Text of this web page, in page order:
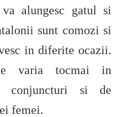
alungesc gatul si
sunt comozi si
in diferite ocazii.
varia tocmai in
conjuncturi si de
femei.